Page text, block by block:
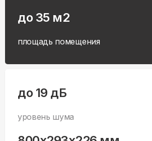
до 35 м2
площадь помещения
до 19 дБ
уровень шума